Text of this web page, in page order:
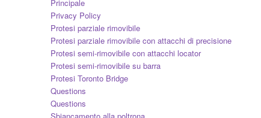
Principale
Privacy Policy
Protesi parziale rimovibile
Protesi parziale rimovibile con attacchi di precisione
Protesi semi-rimovibile con attacchi locator
Protesi semi-rimovibile su barra
Protesi Toronto Bridge
Questions
Questions
Sbiancamento alla poltrona